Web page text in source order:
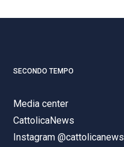
SECONDO TEMPO
Media center
CattolicaNews
Instagram @cattolicanews